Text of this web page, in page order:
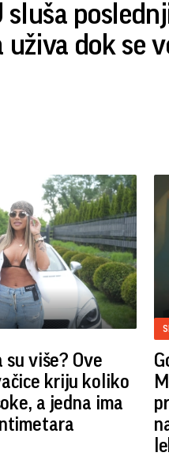
sluša
uživa dok se
su više? Ove
kriju koliko
a jedna ima